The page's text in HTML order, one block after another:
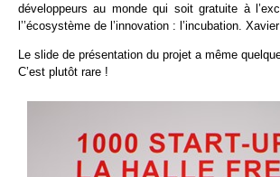
développeurs au monde qui soit gratuite à
l’’écosystème de l’innovation : l’incubation.
Le slide de présentation du projet a même
C’est plutôt rare !